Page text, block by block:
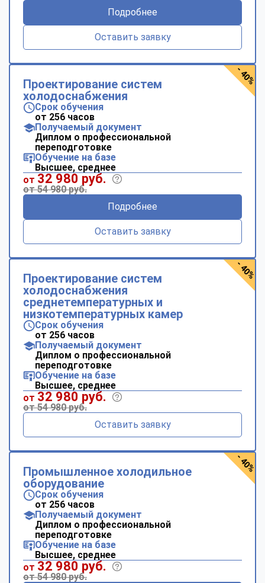
Подробнее
Оставить заявку
Проектирование систем
холодоснабжения
Срок обучения
от 256 часов
Получаемый документ
Диплом о профессиональной
переподготовке
Обучение на базе
Высшее, среднее
от 32 980 руб.
от 54 980 руб.
Подробнее
Оставить заявку
- 40%
Проектирование систем
холодоснабжения
среднетемпературных и
низкотемпературных камер
Срок обучения
от 256 часов
Получаемый документ
Диплом о профессиональной
переподготовке
Обучение на базе
Высшее, среднее
от 32 980 руб.
от 54 980 руб.
Оставить заявку
- 40%
Промышленное холодильное
оборудование
Срок обучения
от 256 часов
Получаемый документ
Диплом о профессиональной
переподготовке
Обучение на базе
Высшее, среднее
от 32 980 руб.
от 54 980 руб.
- 40%